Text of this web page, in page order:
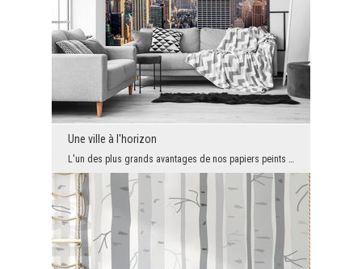
Une ville à l'horizon
L'un des plus grands avantages de nos papiers peints est leur potentiel décoratif. Aucun autre re...